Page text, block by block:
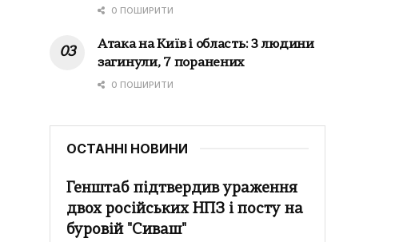
0 ПОШИРИТИ
Атака на Київ і область: 3 людини
загинули, 7 поранених
0 ПОШИРИТИ
ОСТАННІ НОВИНИ
Генштаб підтвердив ураження
двох російських НПЗ і посту на
буровій "Сиваш"